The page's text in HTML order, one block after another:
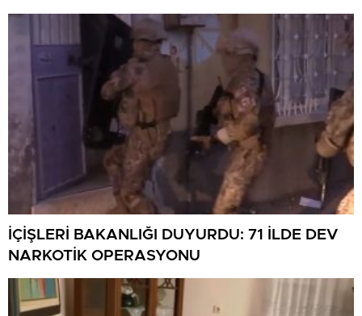
İÇİŞLERİ BAKANLIĞI DUYURDU: 71 İLDE DEV
NARKOTİK OPERASYONU